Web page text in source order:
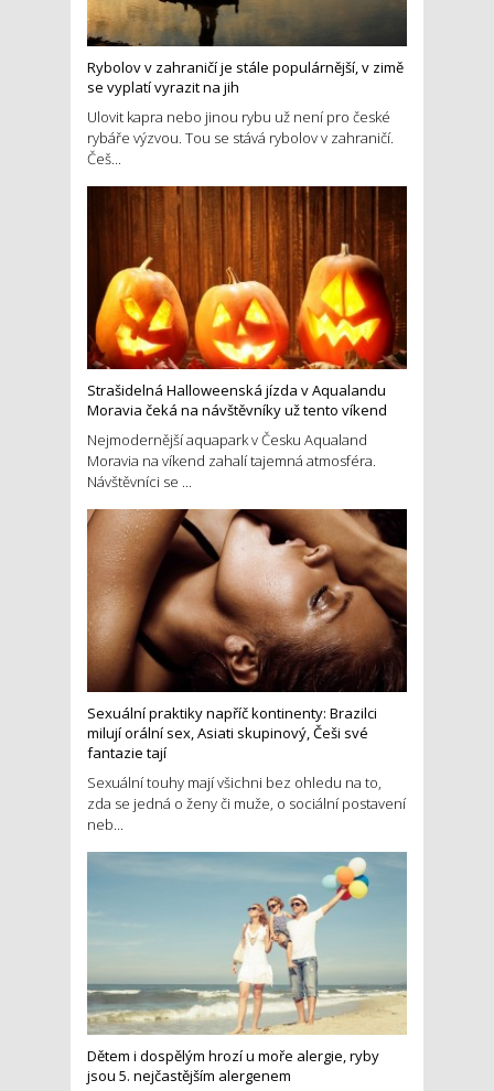
Rybolov v zahraničí je stále populárnější, v zimě
se vyplatí vyrazit na jih
Ulovit kapra nebo jinou rybu už není pro české
rybáře výzvou. Tou se stává rybolov v zahraničí.
Češ...
Strašidelná Halloweenská jízda v Aqualandu
Moravia čeká na návštěvníky už tento víkend
Nejmodernější aquapark v Česku Aqualand
Moravia na víkend zahalí tajemná atmosféra.
Návštěvníci se ...
Sexuální praktiky napříč kontinenty: Brazilci
milují orální sex, Asiati skupinový, Češi své
fantazie tají
Sexuální touhy mají všichni bez ohledu na to,
zda se jedná o ženy či muže, o sociální postavení
neb...
Dětem i dospělým hrozí u moře alergie, ryby
jsou 5. nejčastějším alergenem